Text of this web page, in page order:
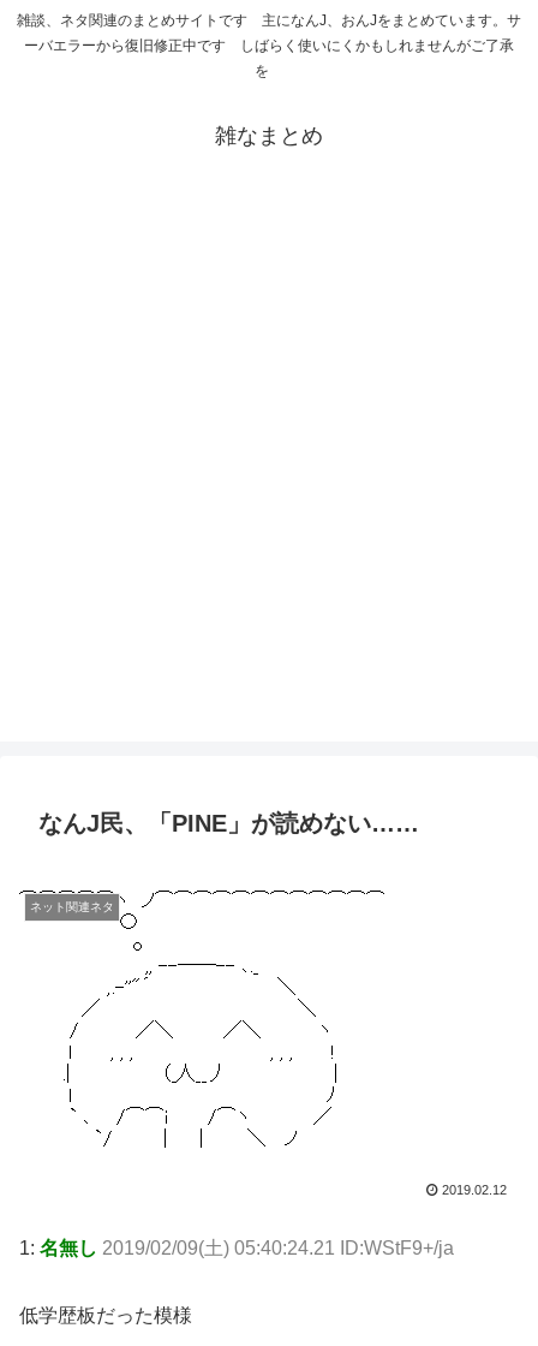
雑談、ネタ関連のまとめサイトです 主になんJ、おんJをまとめています。サ
ーバエラーから復旧修正中です しばらく使いにくかもしれませんがご了承
を
雑なまとめ
なんJ民、「PINE」が読めない……
ネット関連ネタ
2019.02.12
1: 名無し 2019/02/09(土) 05:40:24.21 ID:WStF9+/ja
低学歴板だった模様